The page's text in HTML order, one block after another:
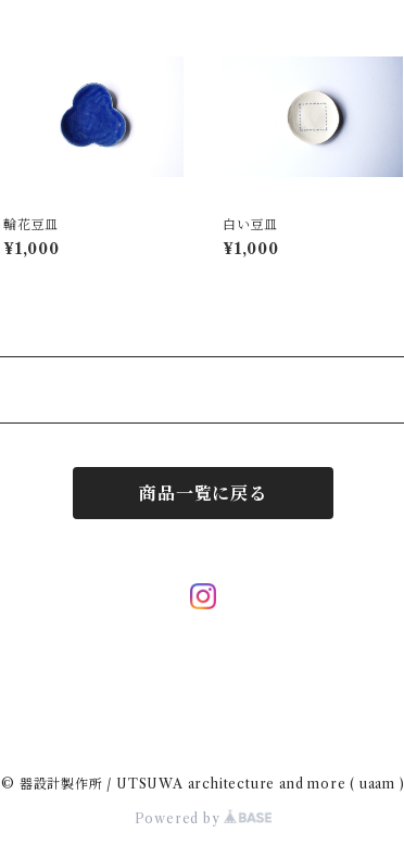
輪花豆皿
¥1,000
白い豆皿
¥1,000
商品一覧に戻る
© 器設計製作所 / UTSUWA architecture and more ( uaam )
Powered by